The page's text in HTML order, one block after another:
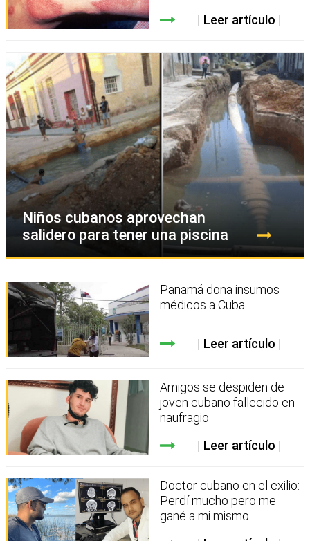
Leer artículo
Niños cubanos aprovechan
salidero para tener una piscina
Panamá dona insumos
médicos a Cuba
Leer artículo
Amigos se despiden de
joven cubano fallecido en
naufragio
Leer artículo
Doctor cubano en el exilio:
Perdí mucho pero me
gané a mi mismo